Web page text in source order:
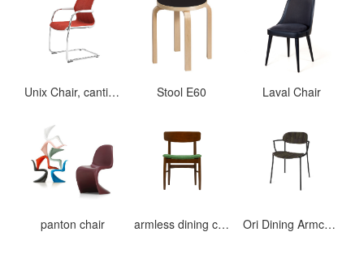
Unix Chair, cantilever Stool E60 Laval Chair
panton chair armless dining chair Ⅱ Ori Dining Armchair